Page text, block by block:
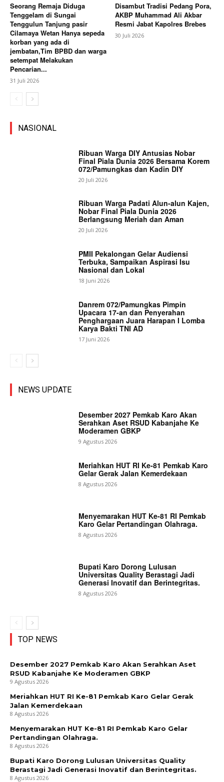
Seorang Remaja Diduga
Tenggelam di Sungai
Tenggulun Tanjung pasir
Cilamaya Wetan Hanya sepeda
korban yang ada di
jembatan,Tim BPBD dan warga
setempat Melakukan
Pencarian...
31 Juli 2026
Disambut Tradisi Pedang Pora,
AKBP Muhammad Ali Akbar
Resmi Jabat Kapolres Brebes
30 Juli 2026
NASIONAL
Ribuan Warga DIY Antusias Nobar
Final Piala Dunia 2026 Bersama Korem
072/Pamungkas dan Kadin DIY
20 Juli 2026
Ribuan Warga Padati Alun-alun Kajen,
Nobar Final Piala Dunia 2026
Berlangsung Meriah dan Aman
20 Juli 2026
PMII Pekalongan Gelar Audiensi
Terbuka, Sampaikan Aspirasi Isu
Nasional dan Lokal
18 Juni 2026
Danrem 072/Pamungkas Pimpin
Upacara 17-an dan Penyerahan
Penghargaan Juara Harapan I Lomba
Karya Bakti TNI AD
17 Juni 2026
NEWS UPDATE
Desember 2027 Pemkab Karo Akan
Serahkan Aset RSUD Kabanjahe Ke
Moderamen GBKP
9 Agustus 2026
Meriahkan HUT RI Ke-81 Pemkab Karo
Gelar Gerak Jalan Kemerdekaan
8 Agustus 2026
Menyemarakan HUT Ke-81 RI Pemkab
Karo Gelar Pertandingan Olahraga.
8 Agustus 2026
Bupati Karo Dorong Lulusan
Universitas Quality Berastagi Jadi
Generasi Inovatif dan Berintegritas.
8 Agustus 2026
TOP NEWS
Desember 2027 Pemkab Karo Akan Serahkan Aset
RSUD Kabanjahe Ke Moderamen GBKP
9 Agustus 2026
Meriahkan HUT RI Ke-81 Pemkab Karo Gelar Gerak
Jalan Kemerdekaan
8 Agustus 2026
Menyemarakan HUT Ke-81 RI Pemkab Karo Gelar
Pertandingan Olahraga.
8 Agustus 2026
Bupati Karo Dorong Lulusan Universitas Quality
Berastagi Jadi Generasi Inovatif dan Berintegritas.
8 Agustus 2026